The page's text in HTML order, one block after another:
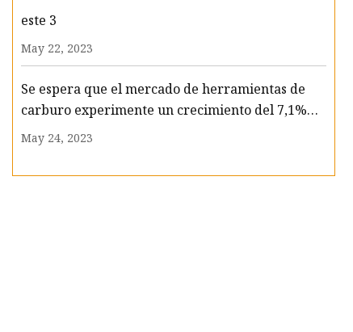
este 3
May 22, 2023
Se espera que el mercado de herramientas de
carburo experimente un crecimiento del 7,1%
CAGR para 2033
May 24, 2023